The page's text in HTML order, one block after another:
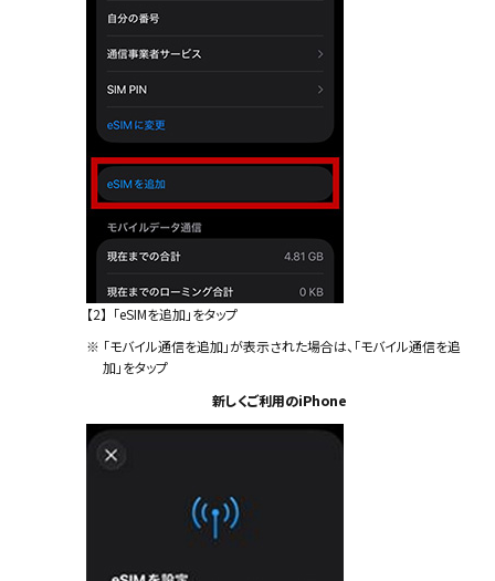
【2】 「eSIMを追加」をタップ
※ 「モバイル通信を追加」が表示された場合は、「モバイル通信を追
加」をタップ
新しくご利用のiPhone